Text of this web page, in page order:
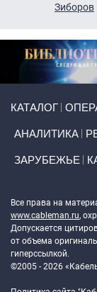
Зиборов
КАТАЛОГ
АНАЛИТИКА
ЗАРУБЕЖЬЕ
Все права на
www.cableman.ru,
Допускается
от объема
гиперссылкой.
©2005 - 2026